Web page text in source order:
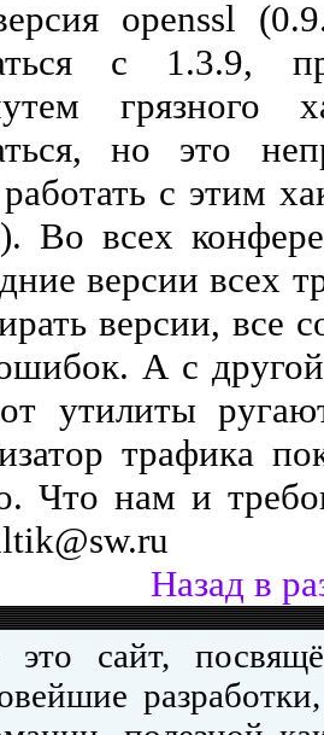
openssl
с 1.3.9,
грязного
но это
с этим
Во всех
версии всех
версии, все
А с
утилиты
трафика
Что нам и
Назад в
это сайт,